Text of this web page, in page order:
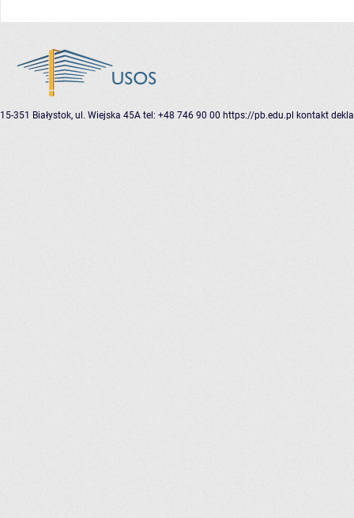
15-351 Białystok, ul. Wiejska 45A tel: +48 746 90 00 https://pb.edu.pl kontakt